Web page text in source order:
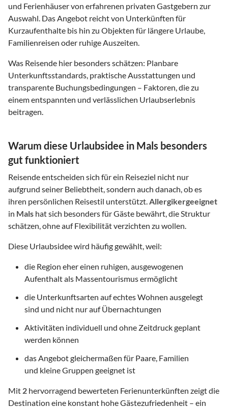
und Ferienhäuser von erfahrenen privaten Gastgebern zur
Auswahl. Das Angebot reicht von Unterkünften für
Kurzaufenthalte bis hin zu Objekten für längere Urlaube,
Familienreisen oder ruhige Auszeiten.
Was Reisende hier besonders schätzen: Planbare
Unterkunftsstandards, praktische Ausstattungen und
transparente Buchungsbedingungen – Faktoren, die zu
einem entspannten und verlässlichen Urlaubserlebnis
beitragen.
Warum diese Urlaubsidee in Mals besonders
gut funktioniert
Reisende entscheiden sich für ein Reiseziel nicht nur
aufgrund seiner Beliebtheit, sondern auch danach, ob es
ihren persönlichen Reisestil unterstützt. Allergikergeeignet
in Mals hat sich besonders für Gäste bewährt, die Struktur
schätzen, ohne auf Flexibilität verzichten zu wollen.
Diese Urlaubsidee wird häufig gewählt, weil:
die Region eher einen ruhigen, ausgewogenen
Aufenthalt als Massentourismus ermöglicht
die Unterkunftsarten auf echtes Wohnen ausgelegt
sind und nicht nur auf Übernachtungen
Aktivitäten individuell und ohne Zeitdruck geplant
werden können
das Angebot gleichermaßen für Paare, Familien
und kleine Gruppen geeignet ist
Mit 2 hervorragend bewerteten Ferienunterkünften zeigt die
Destination eine konstant hohe Gästezufriedenheit – ein